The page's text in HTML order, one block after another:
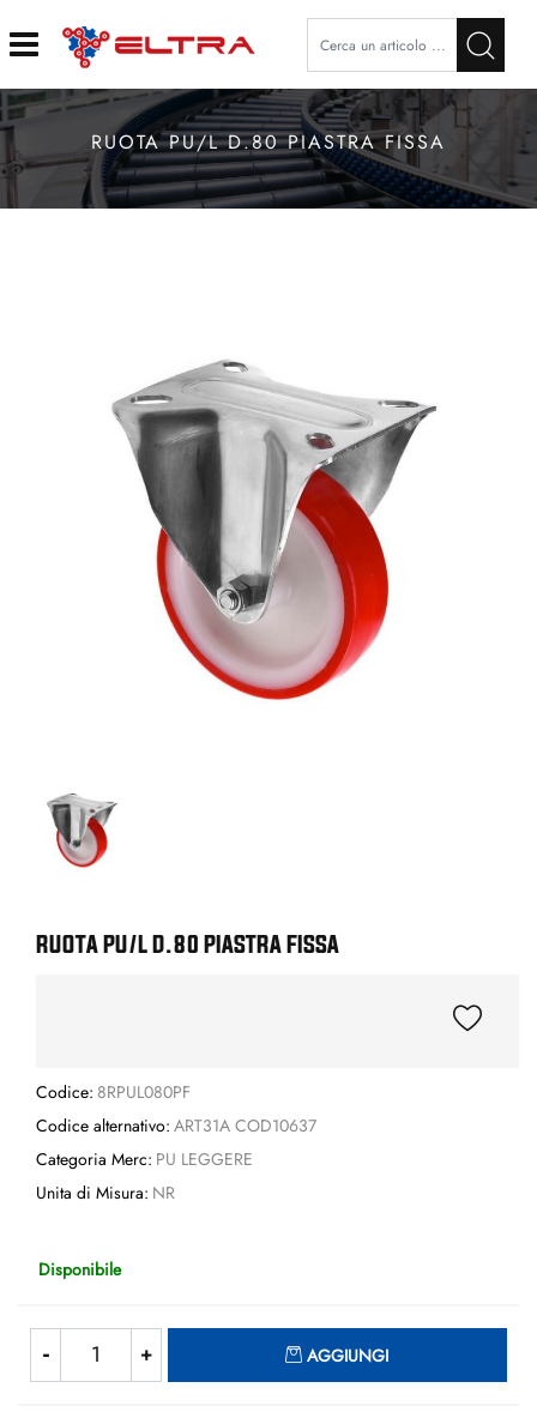
Open
RUOTA PU/L D.80 PIASTRA FISSA
RUOTA PU/L D.80 PIASTRA FISSA
Codice: 8RPUL080PF
Codice alternativo: ART31A COD10637
Categoria Merc: PU LEGGERE
Unita di Misura: NR
Disponibile
AGGIUNGI